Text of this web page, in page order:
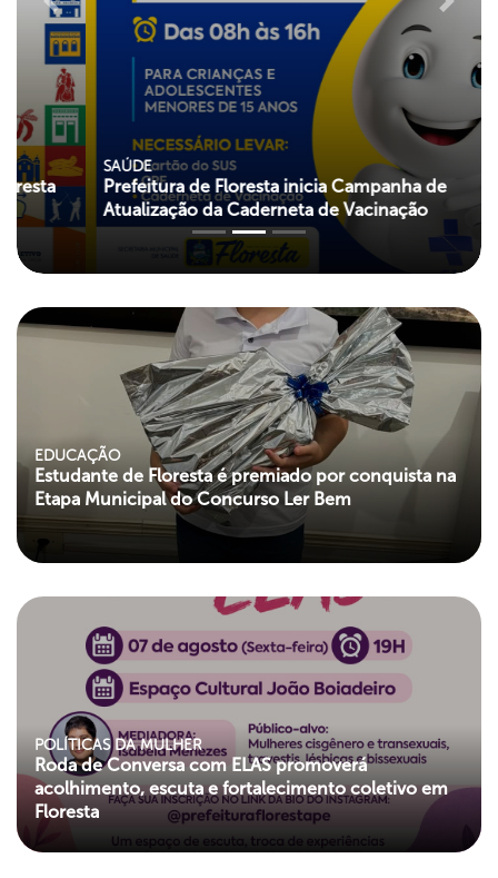
Previous Next
SAÚDE
Prefeitura de Floresta inicia Campanha de
Atualização da Caderneta de Vacinação
EDUCAÇÃO
Estudante de Floresta é premiado por conquista na
Etapa Municipal do Concurso Ler Bem
POLÍTICAS DA MULHER
Roda de Conversa com ELAS promoverá
acolhimento, escuta e fortalecimento coletivo em
Floresta